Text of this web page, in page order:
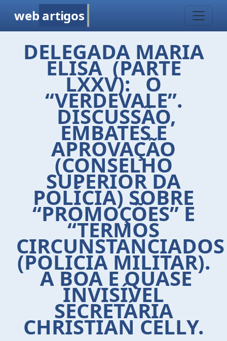
web artigos
DELEGADA MARIA
ELISA (PARTE
LXXV): O
“VERDEVALE”.
DISCUSSÃO,
EMBATES E
APROVAÇÃO
(CONSELHO
SUPERIOR DA
POLÍCIA) SOBRE
“PROMOÇÕES” E
“TERMOS
CIRCUNSTANCIADOS
(POLICIA MILITAR).
A BOA E QUASE
INVISÍVEL
SECRETÁRIA
CHRISTIAN CELLY.